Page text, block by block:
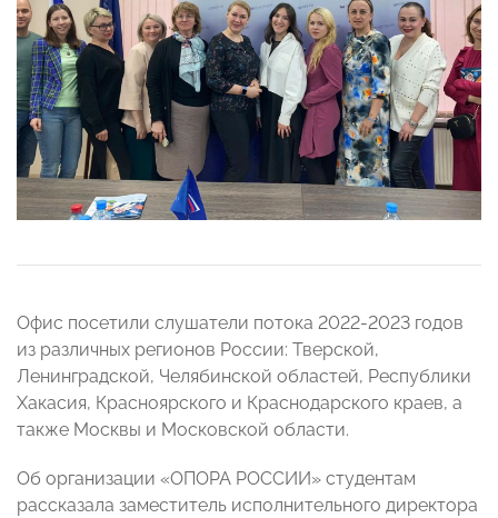
Офис посетили слушатели потока 2022-2023 годов
из различных регионов России: Тверской,
Ленинградской, Челябинской областей, Республики
Хакасия, Красноярского и Краснодарского краев, а
также Москвы и Московской области.
Об организации «ОПОРА РОССИИ» студентам
рассказала заместитель исполнительного директора